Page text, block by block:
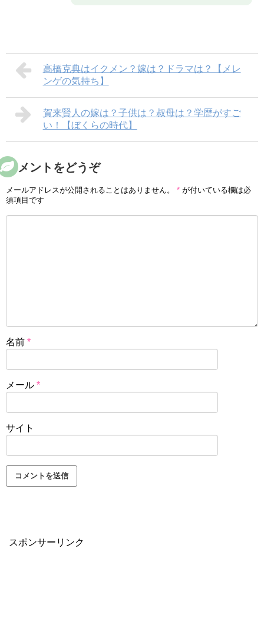
高橋克典はイクメン？嫁は？ドラマは？【メレ
ンゲの気持ち】
賀来賢人の嫁は？子供は？叔母は？学歴がすご
い！【ぼくらの時代】
コメントをどうぞ
メールアドレスが公開されることはありません。 * が付いている欄は必
須項目です
名前 *
メール *
サイト
スポンサーリンク